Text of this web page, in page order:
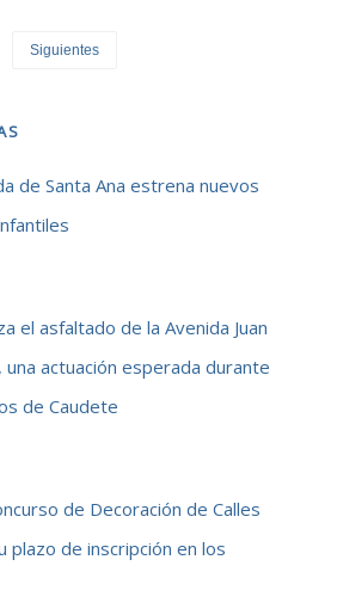
Siguientes
de Santa Ana estrena nuevos
el asfaltado de la Avenida Juan
una actuación esperada durante
de Caudete
de Decoración de Calles
plazo de inscripción en los